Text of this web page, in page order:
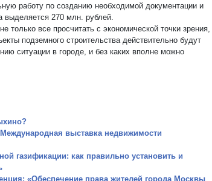
работу по созданию необходимой документации и
выделяется 270 млн. рублей.
только все просчитать с экономической точки зрения,
подземного строительства действительно будут
ситуации в городе, и без каких вполне можно
выставка недвижимости
газификации: как правильно установить и
«Обеспечение права жителей города Москвы